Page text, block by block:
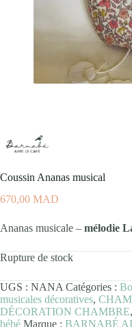
Coussin Ananas musical
670,00 MAD
Ananas musicale – mélodie
Rupture de stock
UGS : NANA Catégories :
musicales décoratives,
DÉCORATION CHAMBRE,
bébé Marque : BARNABÉ